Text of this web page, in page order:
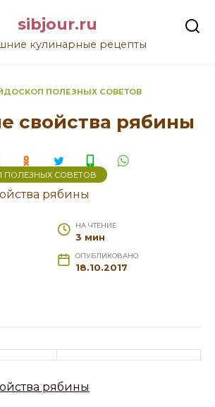
sibjour.ru
кулинарные рецепты
ПОЛЕЗНЫХ СОВЕТОВ
свойства рябины
ПОЛЕЗНЫХ СОВЕТОВ
НА ЧТЕНИЕ
3 мин
ОПУБЛИКОВАНО
18.10.2017